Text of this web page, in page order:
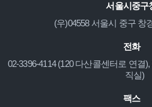
서울시중구
(우)04558 서울시 중구 창
전화
02-3396-4114 (120 다산콜센터로 연결
직실)
팩스